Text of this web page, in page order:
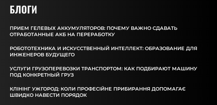
БЛОГИ
ПРИЕМ ГЕЛЕВЫХ АККУМУЛЯТОРОВ: ПОЧЕМУ ВАЖНО СДАВАТЬ
ОТРАБОТАННЫЕ АКБ НА ПЕРЕРАБОТКУ
РОБОТОТЕХНИКА И ИСКУССТВЕННЫЙ ИНТЕЛЛЕКТ: ОБРАЗОВАНИЕ ДЛЯ
ИНЖЕНЕРОВ БУДУЩЕГО
УСЛУГИ ГРУЗОПЕРЕВОЗКИ ТРАНСПОРТОМ: КАК ПОДБИРАЮТ МАШИНУ
ПОД КОНКРЕТНЫЙ ГРУЗ
КЛІНІНГ УЖГОРОД: КОЛИ ПРОФЕСІЙНЕ ПРИБИРАННЯ ДОПОМАГАЄ
ШВИДКО НАВЕСТИ ПОРЯДОК